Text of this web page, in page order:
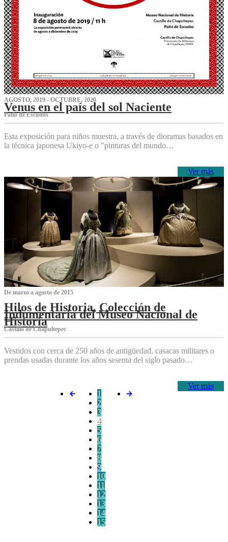
AGOSTO, 2019 - OCTUBRE, 2020
Venus en el país del sol Naciente
P‌atio de Escudos
Esta exposición para niños muestra, a través de dioramas basados en
la técnica japonesa Ukiyo-e o "pinturas del mundo…
Ver más
De marzo a agosto de 2015
Hilos de Historia, Colección de
Indumentaria del Museo Nacional de
Historia
Castillo de Chapultepec
Vestidos con cerca de 250 años de antigüedad, casacas militares o
prendas usadas durante los años sesenta del siglo pasado…
Ver más
1
2
3
4
5
6
7
8
9
10
11
12
13
14
15